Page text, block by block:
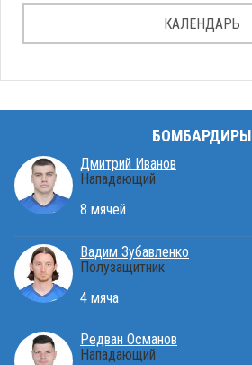
КАЛЕНДАРЬ
БОМБАРДИРЫ
Дмитрий Иванов
Нападающий
8 мячей
Вадим Зубавленко
Полузащитник
4 мяча
Редван Османов
Нападающий